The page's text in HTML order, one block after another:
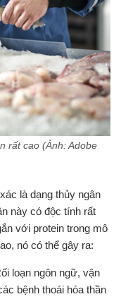
rất cao (Ảnh: Adobe
là dạng thủy ngân
này có độc tính rất
với protein trong mô
nó có thể gây ra:
loạn ngôn ngữ, vận
bệnh thoái hóa thần